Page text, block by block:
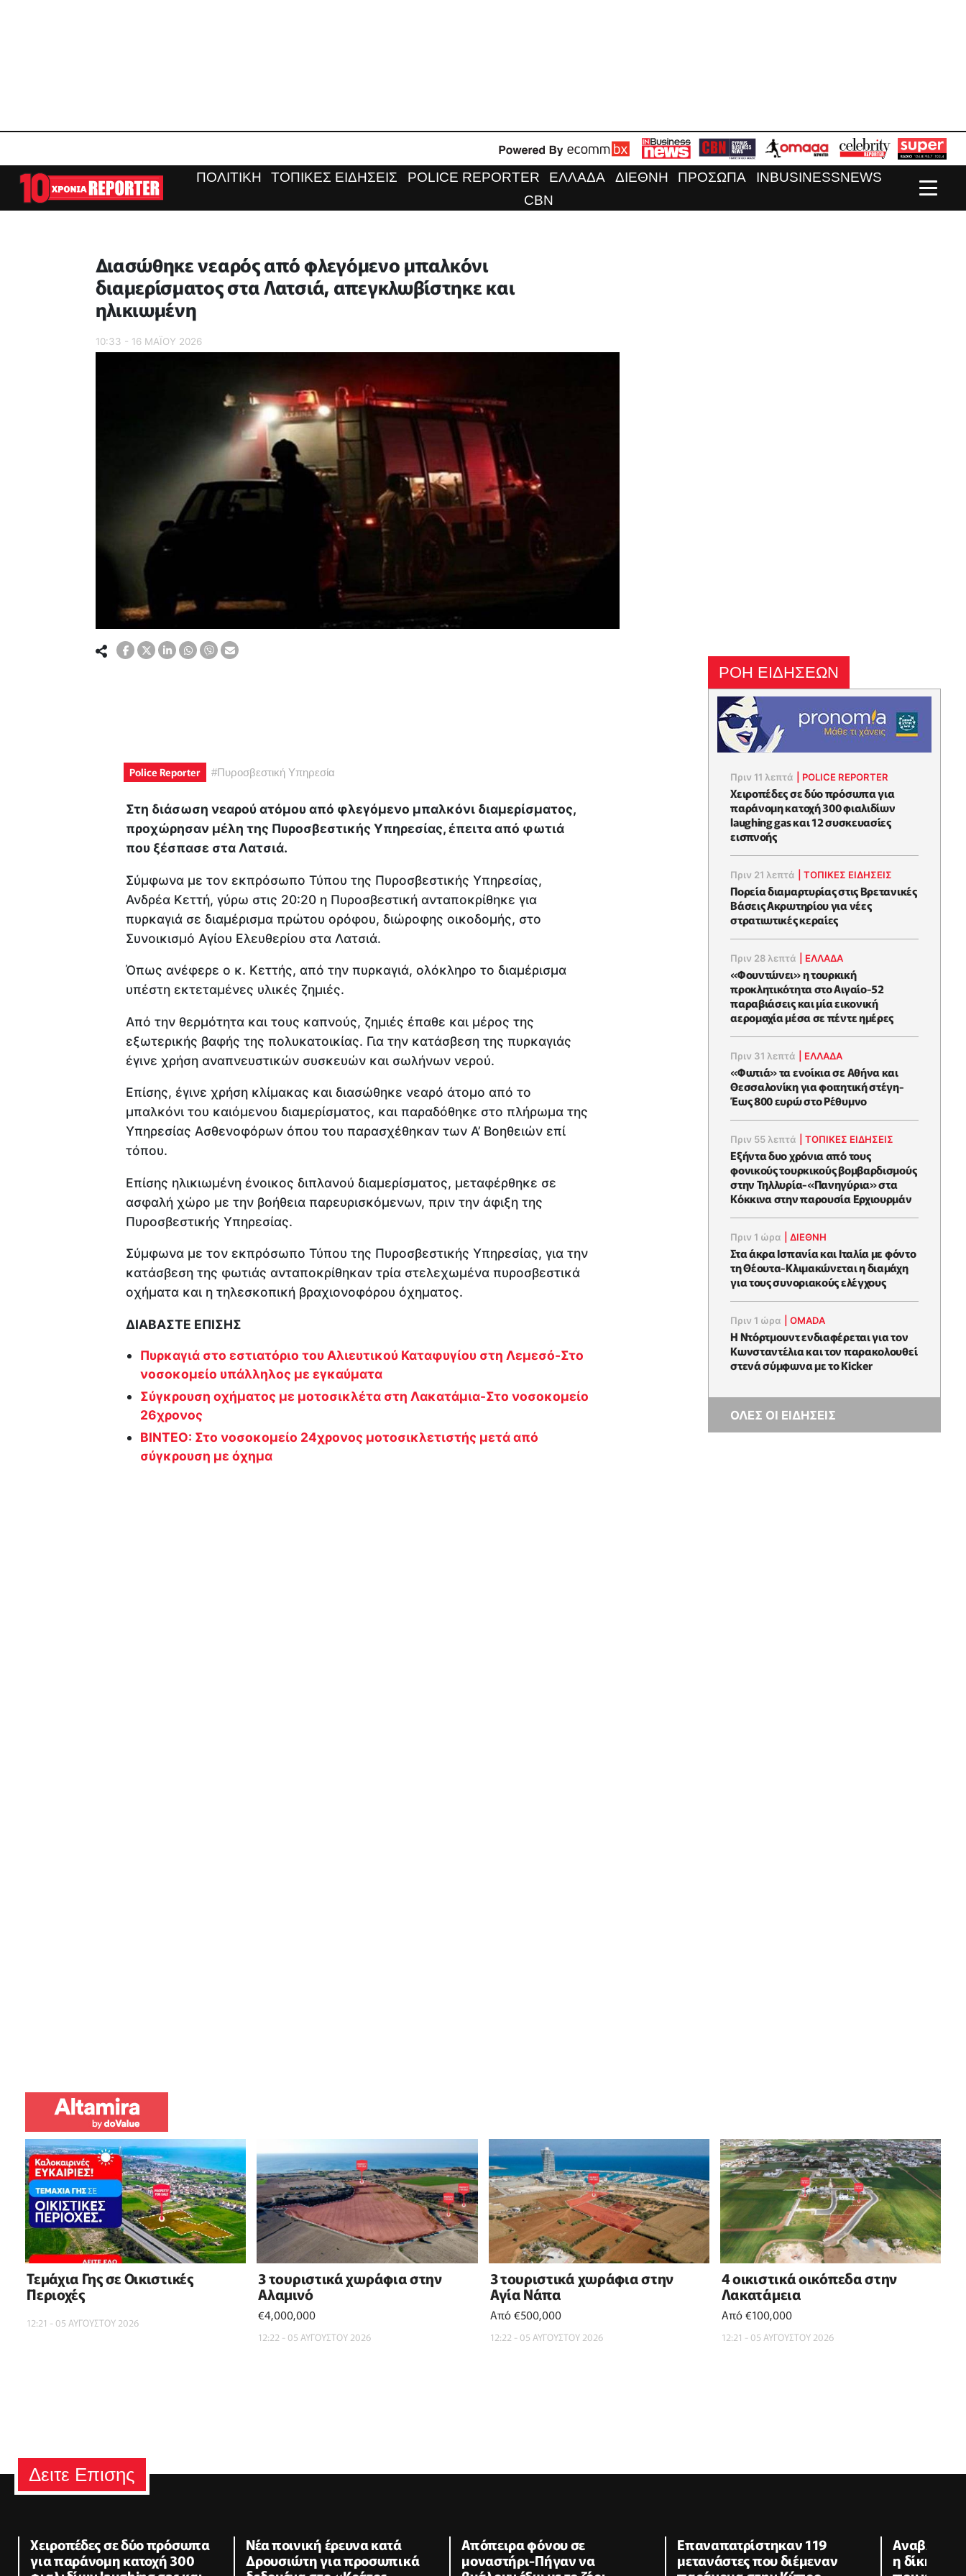
ΠΟΛΙΤΙΚΗ ΤΟΠΙΚΕΣ ΕΙΔΗΣΕΙΣ POLICE REPORTER ΕΛΛΑΔΑ ΔΙΕΘΝΗ ΠΡΟΣΩΠΑ
INBUSINESSNEWS
CBN
Διασώθηκε νεαρός από φλεγόμενο μπαλκόνι
διαμερίσματος στα Λατσιά, απεγκλωβίστηκε και
ηλικιωμένη
10:33 - 16 ΜΑΪ́ΟΥ 2026
Police Reporter #Πυροσβεστική Υπηρεσία
Στη διάσωση νεαρού ατόμου από φλεγόμενο μπαλκόνι διαμερίσματος,
προχώρησαν μέλη της Πυροσβεστικής Υπηρεσίας, έπειτα από φωτιά
που ξέσπασε στα Λατσιά.
Σύμφωνα με τον εκπρόσωπο Τύπου της Πυροσβεστικής Υπηρεσίας,
Ανδρέα Κεττή, γύρω στις 20:20 η Πυροσβεστική ανταποκρίθηκε για
πυρκαγιά σε διαμέρισμα πρώτου ορόφου, διώροφης οικοδομής, στο
Συνοικισμό Αγίου Ελευθερίου στα Λατσιά.
Όπως ανέφερε ο κ. Κεττής, από την πυρκαγιά, ολόκληρο το διαμέρισμα
υπέστη εκτεταμένες υλικές ζημιές.
Από την θερμότητα και τους καπνούς, ζημιές έπαθε και μέρος της
εξωτερικής βαφής της πολυκατοικίας. Για την κατάσβεση της πυρκαγιάς
έγινε χρήση αναπνευστικών συσκευών και σωλήνων νερού.
Επίσης, έγινε χρήση κλίμακας και διασώθηκε νεαρό άτομο από το
μπαλκόνι του καιόμενου διαμερίσματος, και παραδόθηκε στο πλήρωμα της
Υπηρεσίας Ασθενοφόρων όπου του παρασχέθηκαν των Α’ Βοηθειών επί
τόπου.
Επίσης ηλικιωμένη ένοικος διπλανού διαμερίσματος, μεταφέρθηκε σε
ασφαλή χώρο με την βοήθεια παρευρισκόμενων, πριν την άφιξη της
Πυροσβεστικής Υπηρεσίας.
Σύμφωνα με τον εκπρόσωπο Τύπου της Πυροσβεστικής Υπηρεσίας, για την
κατάσβεση της φωτιάς ανταποκρίθηκαν τρία στελεχωμένα πυροσβεστικά
οχήματα και η τηλεσκοπική βραχιονοφόρου όχηματος.
ΔΙΑΒΑΣΤΕ ΕΠΙΣΗΣ
Πυρκαγιά στο εστιατόριο του Αλιευτικού Καταφυγίου στη Λεμεσό-Στο
νοσοκομείο υπάλληλος με εγκαύματα
Σύγκρουση οχήματος με μοτοσικλέτα στη Λακατάμια-Στο νοσοκομείο
26χρονος
ΒΙΝΤΕΟ: Στο νοσοκομείο 24χρονος μοτοσικλετιστής μετά από
σύγκρουση με όχημα
ΡΟΗ ΕΙΔΗΣΕΩΝ
Πριν 11 λεπτά POLICE REPORTER
Χειροπέδες σε δύο πρόσωπα για
παράνομη κατοχή 300 φιαλιδίων
laughing gas και 12 συσκευασίες
εισπνοής
Πριν 21 λεπτά |ΤΟΠΙΚΕΣ ΕΙΔΗΣΕΙΣ
Πορεία διαμαρτυρίας στις Βρετανικές
Βάσεις Ακρωτηρίου για νέες
στρατιωτικές κεραίες
Πριν 28 λεπτά ΕΛΛΑΔΑ
«Φουντώνει» η τουρκική
προκλητικότητα στο Αιγαίο-52
παραβιάσεις και μία εικονική
αερομαχία μέσα σε πέντε ημέρες
Πριν 31 λεπτά ΕΛΛΑΔΑ
«Φωτιά» τα ενοίκια σε Αθήνα και
Θεσσαλονίκη για φοιτητική στέγη-
Έως 800 ευρώ στο Ρέθυμνο
Πριν 55 λεπτά |ΤΟΠΙΚΕΣ ΕΙΔΗΣΕΙΣ
Εξήντα δυο χρόνια από τους
φονικούς τουρκικούς βομβαρδισμούς
στην Τηλλυρία-«Πανηγύρια» στα
Κόκκινα στην παρουσία Ερχιουρμάν
Πριν 1 ώρα |ΔΙΕΘΝΗ
Στα άκρα Ισπανία και Ιταλία με φόντο
τη Θέουτα-Κλιμακώνεται η διαμάχη
για τους συνοριακούς ελέγχους
Πριν 1 ώρα |OMADA
Η Ντόρτμουντ ενδιαφέρεται για τον
Κωνσταντέλια και τον παρακολουθεί
στενά σύμφωνα με το Kicker
ΟΛΕΣ ΟΙ ΕΙΔΗΣΕΙΣ
Τεμάχια Γης σε Οικιστικές
Περιοχές
12:21 - 05 ΑΥΓΟΥΣΤΟΥ 2026
3 τουριστικά χωράφια στην
Αλαμινό
€4,000,000
12:22 - 05 ΑΥΓΟΥΣΤΟΥ 2026
3 τουριστικά χωράφια στην
Αγία Νάπα
Από €500,000
12:22 - 05 ΑΥΓΟΥΣΤΟΥ 2026
4 οικιστικά οικόπεδα στην
Λακατάμεια
Από €100,000
12:21 - 05 ΑΥΓΟΥΣΤΟΥ 2026
Δειτε Επισης
Χειροπέδες σε δύο πρόσωπα
για παράνομη κατοχή 300
Νέα ποινική έρευνα κατά
Δρουσιώτη για προσωπικά
Απόπειρα φόνου σε
μοναστήρι-Πήγαν να
Επαναπατρίστηκαν 119
μετανάστες που διέμεναν
η δίκη